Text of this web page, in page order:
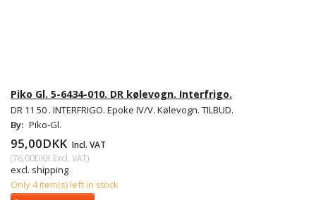
Piko Gl. 5-6434-010. DR kølevogn. Interfrigo.
DR 11 50 . INTERFRIGO. Epoke IV/V. Kølevogn. TILBUD.
By: Piko-Gl.
95,00DKK Incl. VAT
(76,00DKK Excl. VAT)
excl. shipping
Only 4 item(s) left in stock